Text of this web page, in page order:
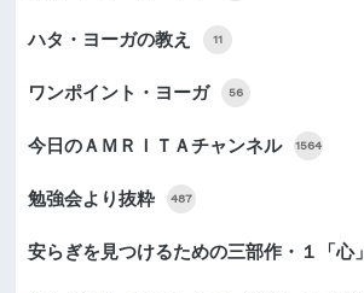
ハタ・ヨーガの教え 11
ワンポイント・ヨーガ 56
今日のＡＭＲＩＴＡチャンネル 1564
勉強会より抜粋 487
安らぎを見つけるための三部作・１「心」